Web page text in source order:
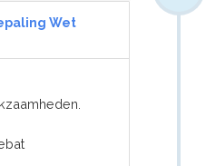
Wet